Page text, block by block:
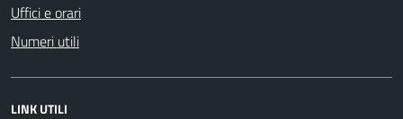
Uffici e orari
Numeri utili
LINK UTILI